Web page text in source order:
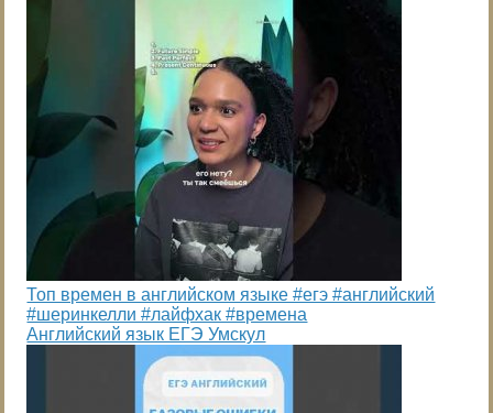
Топ времен в английском языке #егэ #английский
#шеринкелли #лайфхак #времена
Английский язык ЕГЭ Умскул